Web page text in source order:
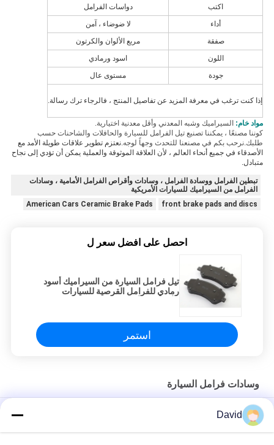
اكتب
دواسات الفرامل
أداء
لا ضوضاء ، آمن
صفقة
مربع الألوان والكرتون
اللون
اسود ورمادي
جودة
مستوى عال
إذا كنت ترغب في معرفة المزيد عن تفاصيل المنتج ، فالرجاء ترك رسالة.
مواد خام: السيراميك وشبه المعدني وأقل معدنية اختيارية.
كوننا مصنعًا ، يمكننا تصنيع تيل الفرامل للسيارة والحافلات والشاحنات حسب
طلبك.نرحب بكم في مصنعنا للتحدث وجهاً لوجه.نعتزم تطوير علاقات طويلة الأمد مع
الأصدقاء في جميع أنحاء العالم ، لأن العلاقة الموثوقة والعملية يمكن أن تؤدي إلى نجاح
متبادل.
تبطين الفرامل ووسادة الفرامل ، وسادات وأقراص الفرامل الأمامية ، وسادات
الفرامل من السيراميك للسيارات الأمريكية
front brake pads and discs
American Cars Ceramic Brake Pads
احصل على افضل سعر ل
تيل فرامل السيارة من السيراميك أسود
رمادي للفرامل القرصية للسيارات
استمر
وسادات فرامل السيارة
تيل فرامل أمامية وخلفية للمركبة عالية الصلابة شبه معدنية
تيل فرامل أمامي وخلفي حسب الطلب لا توجد مقاومة للغبار للضوضاء
David